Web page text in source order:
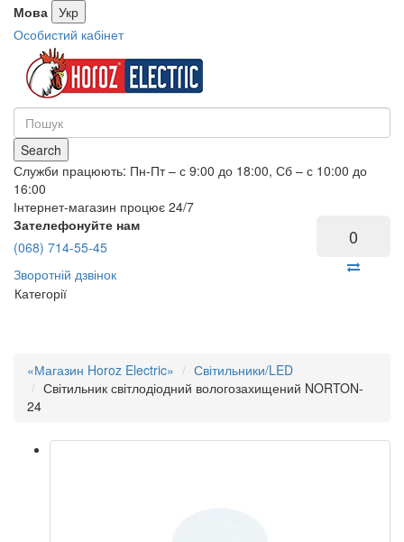
Мова Укр
Особистий кабінет
Search
Служби працюють: Пн-Пт – с 9:00 до 18:00, Сб – с 10:00 до
16:00
Інтернет-магазин процює 24/7
Зателефонуйте нам
(068) 714-55-45
Зворотній дзвінок
0
Категорії
«Магазин Horoz Electric»
Світильники/LED
Світильник світлодіодний вологозахищений NORTON-
24